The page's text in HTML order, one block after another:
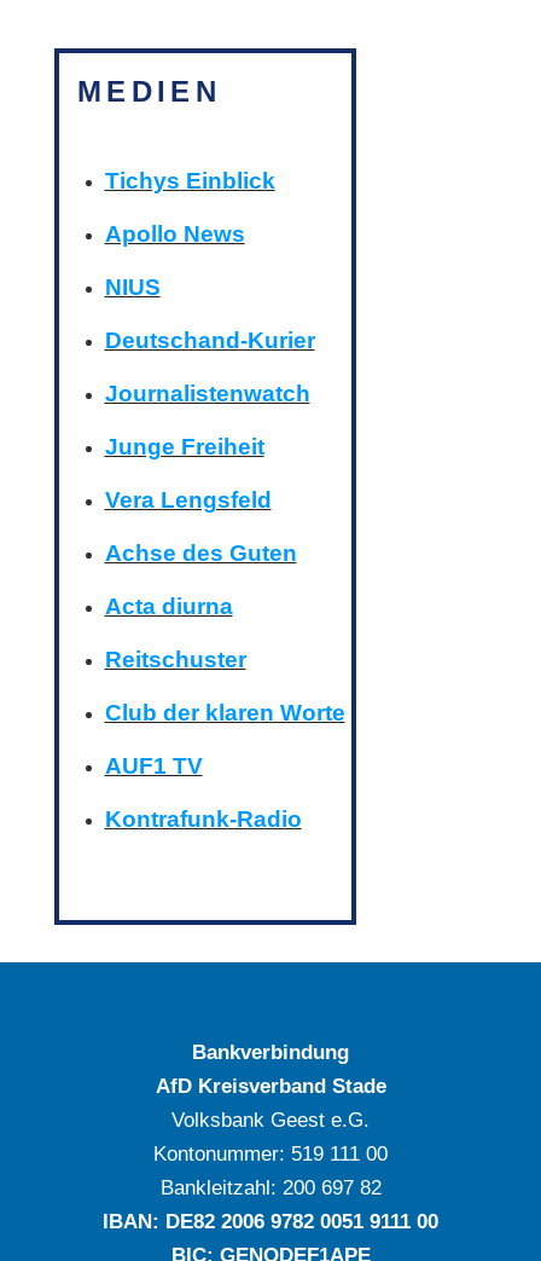
MEDIEN
Tichys Einblick
Apollo News
NIUS
Deutschand-Kurier
Journalistenwatch
Junge Freiheit
Vera Lengsfeld
Achse des Guten
Acta diurna
Reitschuster
Club der klaren Worte
AUF1 TV
Kontrafunk-Radio
Bankverbindung
AfD Kreisverband Stade
Volksbank Geest e.G.
Kontonummer: ‍519 111 00
Bankleitzahl: ‍200 697 82
IBAN: DE‍82 ‍2006 ‍9782 ‍0051 ‍9111 ‍00
BIC: GENODEF1APE